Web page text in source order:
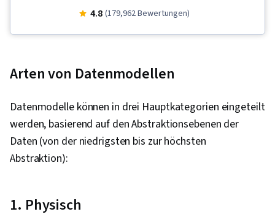
Präsentation der Daten, Objektorientierte
Datenvisualisierung, Validierung von Daten,
Rmarkdown, Bereinigung von Daten, Daten-
Storytelling, Tabellenkalkulations-Software, R
(Software), Kommunikation mit
4.8 (179,962 Bewertungen)
Arten von Datenmodellen
Datenmodelle können in drei Hauptkategorien eingeteilt
werden, basierend auf den Abstraktionsebenen der
Daten (von der niedrigsten bis zur höchsten
Abstraktion):
1. Physisch